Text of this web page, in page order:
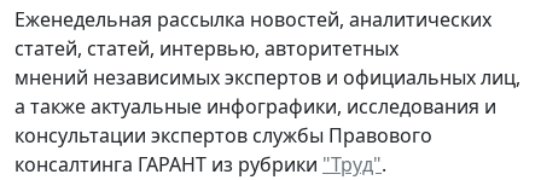
Еженедельная рассылка новостей, аналитических
статей, статей, интервью, авторитетных
мнений независимых экспертов и официальных лиц,
а также актуальные инфографики, исследования и
консультации экспертов службы Правового
консалтинга ГАРАНТ из рубрики "Труд".